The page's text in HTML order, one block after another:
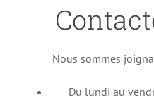
Nous sommes
Du lundi au